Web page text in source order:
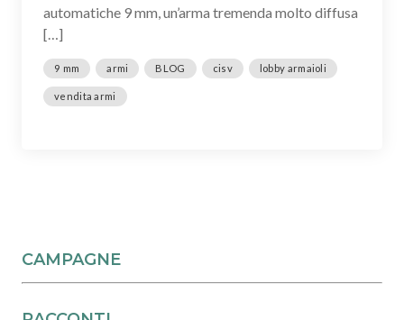
automatiche 9 mm, un’arma tremenda molto diffusa
[…]
9 mm armi BLOG cisv lobby armaioli
vendita armi
CAMPAGNE